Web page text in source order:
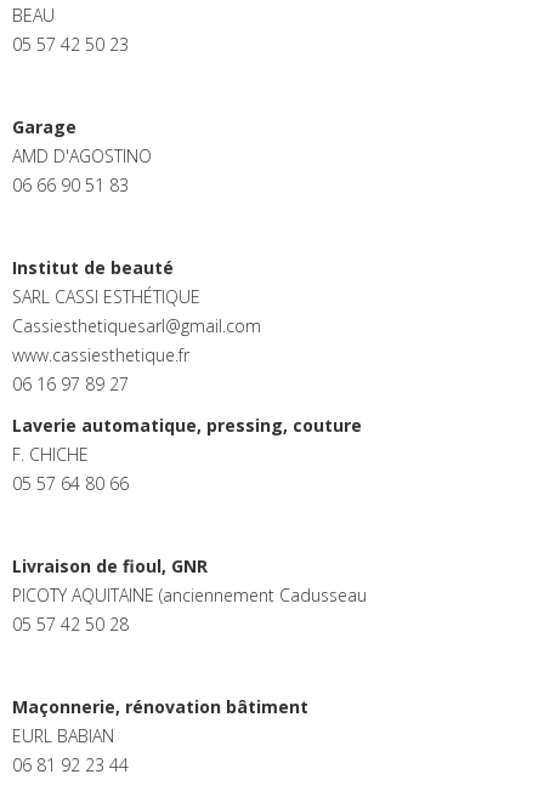
BEAU
05 57 42 50 23
Garage
AMD D'AGOSTINO
06 66 90 51 83
Institut de beauté
SARL CASSI ESTHÉTIQUE
Cassiesthetiquesarl@gmail.com
www.cassiesthetique.fr
06 16 97 89 27
Laverie automatique, pressing, couture
F. CHICHE
05 57 64 80 66
Livraison de fioul, GNR
PICOTY AQUITAINE (anciennement Cadusseau
05 57 42 50 28
Maçonnerie, rénovation bâtiment
EURL BABIAN
06 81 92 23 44